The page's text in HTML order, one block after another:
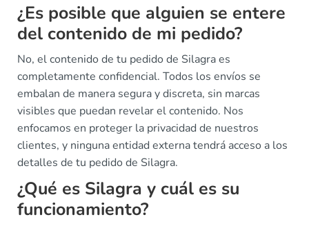
¿Es posible que alguien se entere
del contenido de mi pedido?
No, el contenido de tu pedido de Silagra es
completamente confidencial. Todos los envíos se
embalan de manera segura y discreta, sin marcas
visibles que puedan revelar el contenido. Nos
enfocamos en proteger la privacidad de nuestros
clientes, y ninguna entidad externa tendrá acceso a los
detalles de tu pedido de Silagra.
¿Qué es Silagra y cuál es su
funcionamiento?